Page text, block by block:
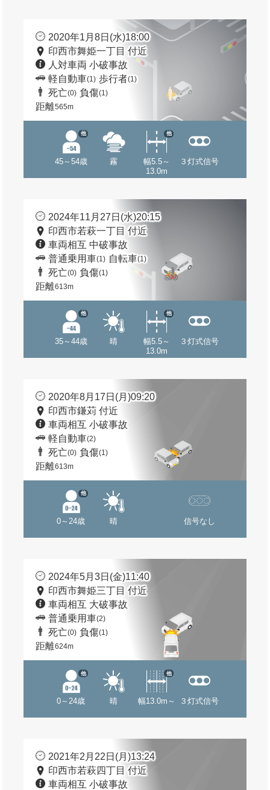
2020年1月8日(水)18:00
印西市舞姫一丁目 付近
人対車両 小破事故
軽自動車(1) 歩行者(1)
死亡(0) 負傷(1)
距離565m
45～54歳
他
霧
幅5.5～
13.0m
他
３灯式信号
2024年11月27日(水)20:15
印西市若萩一丁目 付近
車両相互 中破事故
普通乗用車(1) 自転車(1)
死亡(0) 負傷(1)
距離613m
35～44歳
他
晴
幅5.5～
13.0m
他
３灯式信号
2020年8月17日(月)09:20
印西市鎌苅 付近
車両相互 小破事故
軽自動車(2)
死亡(0) 負傷(1)
距離613m
0～24歳
他
晴 信号なし
2024年5月3日(金)11:40
印西市舞姫三丁目 付近
車両相互 大破事故
普通乗用車(2)
死亡(0) 負傷(1)
距離624m
0～24歳
他
晴 幅13.0m～
他
３灯式信号
2021年2月22日(月)13:24
印西市若萩四丁目 付近
車両相互 小破事故